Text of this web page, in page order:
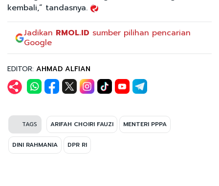
kembali,” tandasnya.
Jadikan RMOL.ID sumber pilihan pencarian
Google
EDITOR: AHMAD ALFIAN
TAGS ARIFAH CHOIRI FAUZI MENTERI PPPA
DINI RAHMANIA DPR RI